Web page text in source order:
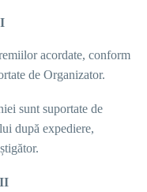
acordate, conform
de Organizator.
sunt suportate de
după expediere,